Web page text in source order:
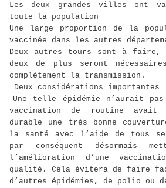
Les deux grandes villes ont
toute la population
Une large proportion de la
vaccinée dans les autres
Deux autres tours sont à faire,
deux de plus seront
complètement la transmission.
Deux considérations importantes
Une telle épidémie n’aurait
vaccination de routine
durable une très bonne
la santé avec l’aide de tous
par conséquent désormais
l’amélioration d’une
qualité. Cela évitera de faire
d’autres épidémies, de polio ou